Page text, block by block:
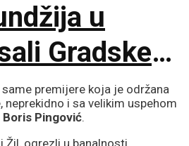
u
Gradske
premijere koja je održana
neprekidno i sa velikim uspehom
Boris Pingović.